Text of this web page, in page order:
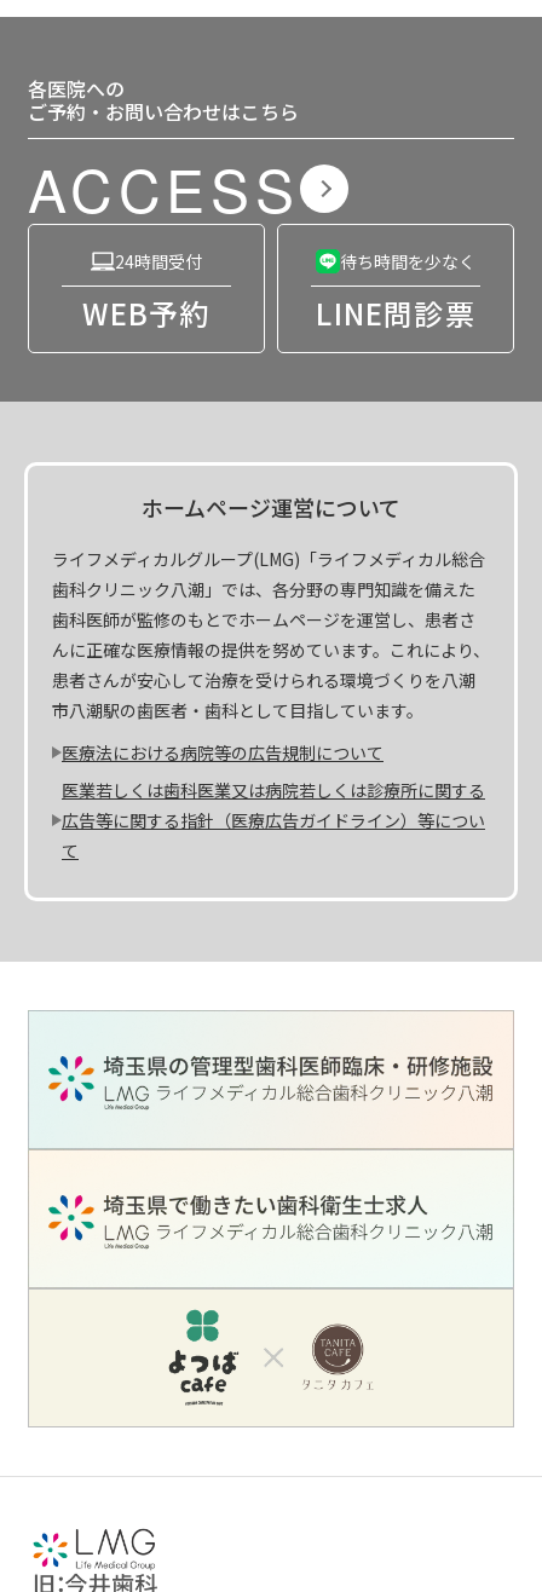
各医院への
ご予約・お問い合わせはこちら
ACCESS
24時間受付
WEB予約
待ち時間を少なく
LINE問診票
ホームページ運営について
ライフメディカルグループ(LMG)「ライフメディカル総合
歯科クリニック八潮」では、各分野の専門知識を備えた
歯科医師が監修のもとでホームページを運営し、患者さ
んに正確な医療情報の提供を努めています。これにより、
患者さんが安心して治療を受けられる環境づくりを八潮
市八潮駅の歯医者・歯科として目指しています。
医療法における病院等の広告規制について
医業若しくは歯科医業又は病院若しくは診療所に関する
広告等に関する指針（医療広告ガイドライン）等につい
て